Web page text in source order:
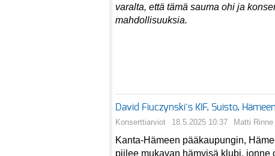
varalta, että tämä sauma ohi ja
mahdollisuuksia.
David Fiuczynski´s KIF, Suisto,
Konserttiarviot 18.5.2025 10:37 Matti Rinne
Kanta-Hämeen pääkaupungin,
piilee mukavan hämyisä klubi, jonne